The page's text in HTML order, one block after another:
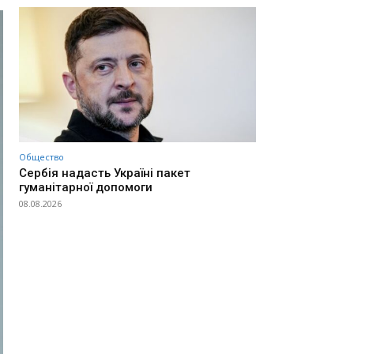
Общество
Сербія надасть Україні пакет
гуманітарної допомоги
08.08.2026